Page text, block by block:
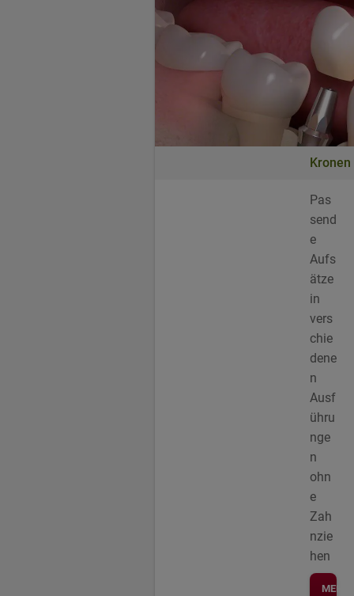
Kronen
Pas
send
e
Aufs
ätze
in
vers
chie
dene
n
Ausf
ühru
nge
n
ohn
e
Zah
nzie
hen
MEHR